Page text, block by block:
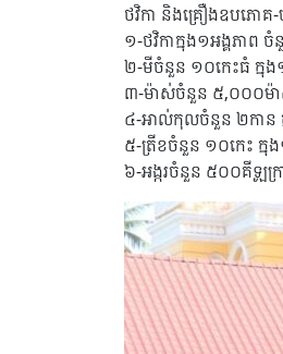
ថវិកា និងគ្រឿងឧបភោគ
១-ថវិកាក្នុង១អង្គភា
២-មីចំនួន ១០កេះធំ ក្នុង
៣-ម៉ាស់ចំនួន ៥,០០០ម៉ា
៤-អាល់កុលចំនួន ២កាន
៥-ត្រីខចំនួន ១០កេះ ក្នុ
៦-អង្ករចំនួន ៥០០គីឡូក្